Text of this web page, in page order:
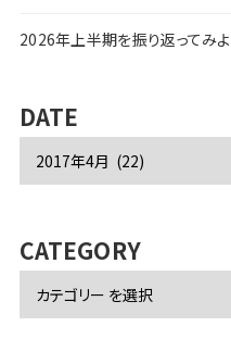
2026年上半期を振り返ってみ
DATE
ブ
CATEGORY